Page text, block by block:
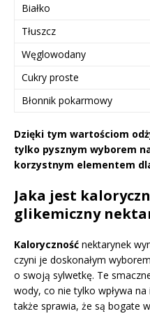
Białko
Tłuszcz
Węglowodany
Cukry proste
Błonnik pokarmowy
Dzięki tym wartościom
tylko pysznym wyborem
korzystnym elementem
Jaka jest
glikemiczny
Kaloryczność nektarynek
czyni je doskonałym
o swoją sylwetkę. Te
wody, co nie tylko wpływa
także sprawia, że są bogate w